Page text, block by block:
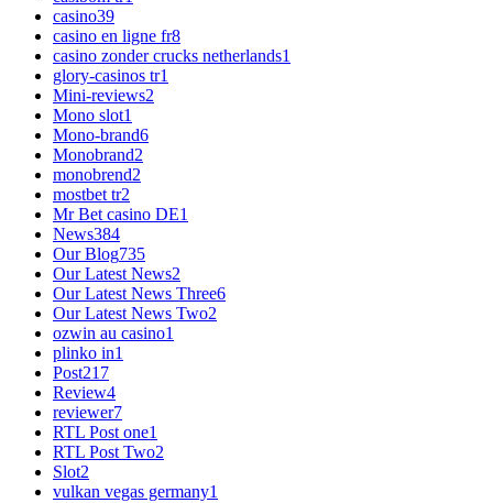
casino39
casino en ligne fr8
casino zonder crucks netherlands1
glory-casinos tr1
Mini-reviews2
Mono slot1
Mono-brand6
Monobrand2
monobrend2
mostbet tr2
Mr Bet casino DE1
News384
Our Blog735
Our Latest News2
Our Latest News Three6
Our Latest News Two2
ozwin au casino1
plinko in1
Post217
Review4
reviewer7
RTL Post one1
RTL Post Two2
Slot2
vulkan vegas germany1